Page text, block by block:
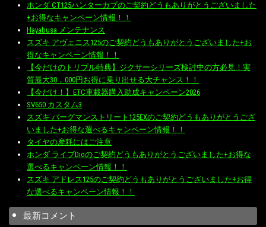
ホンダ CT125ハンターカブのご契約どうもありがとうございました
+お得なキャンペーン情報！！
Hayabusa メンテナンス
スズキ アヴェニス125のご契約どうもありがとうございました+お
得なキャンペーン情報！！
【今だけのトリプル特典】ジクサーシリーズ検討中の方必見！実
質最大30，000円お得に乗り出せる大チャンス！！
【今だけ！】ETC車載器購入助成キャンペーン2026
SV650 カスタム3
スズキ バーグマンストリート125EXのご契約どうもありがとうござ
いました+お得な選べるキャンペーン情報！！
タイヤの摩耗にはご注意
ホンダ ライブDioのご契約どうもありがとうございました+お得な
選べるキャンペーン情報！！
スズキ アドレス125のご契約どうもありがとうございました+お得
な選べるキャンペーン情報！！
最新コメント